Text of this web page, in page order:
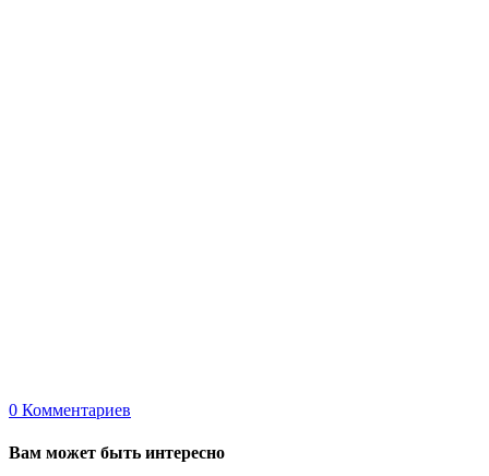
0 Комментариев
Вам может быть интересно